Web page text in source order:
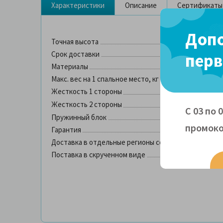
Характеристики Описание Сертификаты
Точная высота
Срок доставки
Материалы
Макс. вес на 1 спальное место, кг
Жесткость 1 стороны
Жесткость 2 стороны
Пружинный блок
Гарантия
Доставка в отдельные регионы со склада в Москве
Поставка в скрученном виде
С 03 по